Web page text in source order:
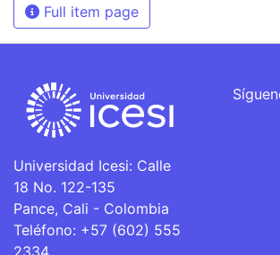
Full item page
Universidad Icesi: Calle
18 No. 122-135
Pance, Cali - Colombia
Teléfono: +57 (602) 555
2334